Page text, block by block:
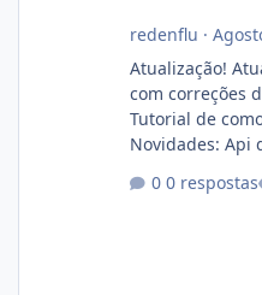
redenflu ·
Atualização! Atualização para a versão 9.8
com correções de bugs
Tutorial de
Novidades: Api do CWP7(CentOS Web Panel)
autorizado a
0 respostas